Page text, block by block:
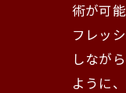
術が可
フレッ
しなが
ように